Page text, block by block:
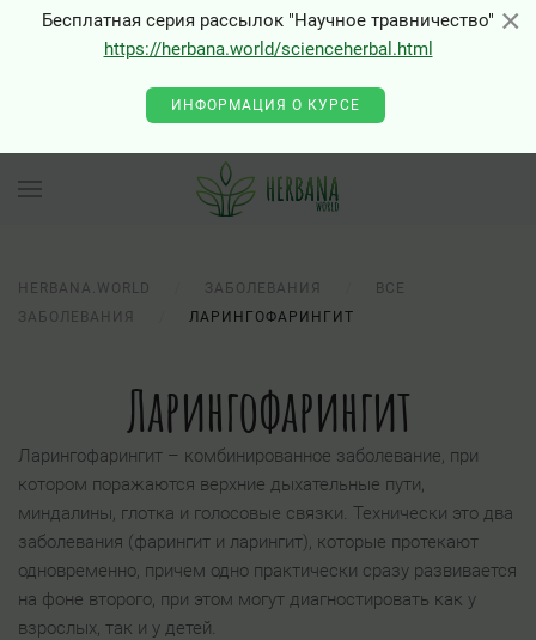
×
Бесплатная серия рассылок "Научное травничество"
https://herbana.world/scienceherbal.html
ИНФОРМАЦИЯ О КУРСЕ
HERBANA.WORLD ЗАБОЛЕВАНИЯ
ВСЕ
ЗАБОЛЕВАНИЯ
ЛАРИНГОФАРИНГИТ
Ларингофарингит
Ларингофарингит – комбинированное заболевание, при
котором поражаются верхние дыхательные пути,
миндалины, глотка и голосовые связки. Технически это два
заболевания (фарингит и ларингит), которые протекают
одновременно, причем одно практически сразу развивается
на фоне второго, при этом могут диагностировать как у
взрослых, так и у детей.
×